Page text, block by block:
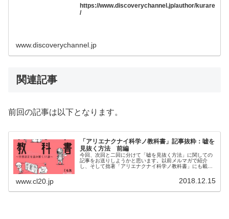
https://www.discoverychannel.jp/author/kurare
/
www.discoverychannel.jp
関連記事
前回の記事は以下となります。
「アリエナクナイ科学ノ教科書」記事抜粋：嘘を
見抜く方法 前編
今回、次回と二回に分けて「嘘を見抜く方法」に関しての
記事をお送りしようかと思います。以前メルマガで紹介
し、そして拙著「アリエナクナイ科学ノ教科書」にも載っ
www.cl20.jp 2018.12.15